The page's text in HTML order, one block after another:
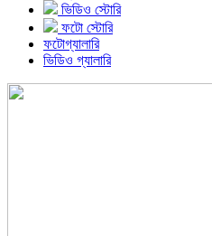
ভিডিও স্টোরি
ফটো স্টোরি
ফটোগ্যালারি
ভিডিও গ্যালারি